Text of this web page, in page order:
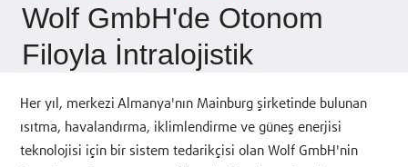
Wolf GmbH'de Otonom
Filoyla İntralojistik
Her yıl, merkezi Almanya'nın Mainburg şirketinde bulunan
ısıtma, havalandırma, iklimlendirme ve güneş enerjisi
teknolojisi için bir sistem tedarikçisi olan Wolf GmbH'nin